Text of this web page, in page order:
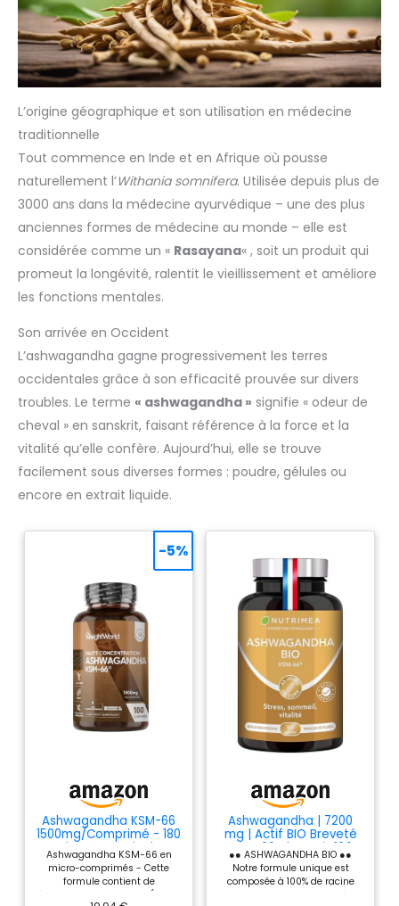
L’origine géographique et son utilisation en médecine
traditionnelle
Tout commence en Inde et en Afrique où pousse
naturellement l’Withania somnifera. Utilisée depuis plus de
3000 ans dans la médecine ayurvédique – une des plus
anciennes formes de médecine au monde – elle est
considérée comme un « Rasayana« , soit un produit qui
promeut la longévité, ralentit le vieillissement et améliore
les fonctions mentales.
Son arrivée en Occident
L’ashwagandha gagne progressivement les terres
occidentales grâce à son efficacité prouvée sur divers
troubles. Le terme « ashwagandha » signifie « odeur de
cheval » en sanskrit, faisant référence à la force et la
vitalité qu’elle confère. Aujourd’hui, elle se trouve
facilement sous diverses formes : poudre, gélules ou
encore en extrait liquide.
Ashwagandha KSM-66
1500mg/Comprimé - 180
Micro Comprimés
Vegan (6 Mois) - 5%
Withanolides Extrait
d'Ashwagandha Poudre
Ratio 12:1 (Ginseng
Ashwagandha KSM-66 en
micro-comprimés - Cette
formule contient de
l'ashwagandha ksm66 (aussi
-5%
Ashwagandha | 7200
mg | Actif BIO Breveté
KSM-66® | Extrait 12:1
Titré
●● ASHWAGANDHA BIO ●●
Notre formule unique est
composée à 100% de racine
Ashwagandha BIO breveté, le